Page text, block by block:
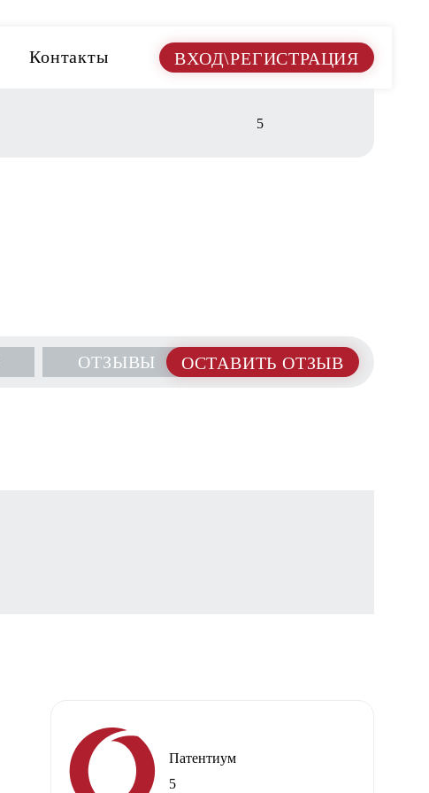
Контакты ВХОД\РЕГИСТРАЦИЯ
5
ОСТАВИТЬ ОТЗЫВ
ОТЗЫВЫ
Патентиум
5